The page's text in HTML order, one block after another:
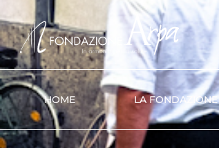
HOME LA FONDAZIONE